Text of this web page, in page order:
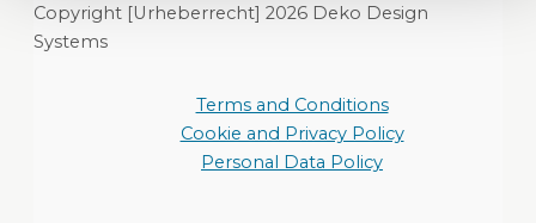
Copyright [Urheberrecht] 2026 Deko Design
Systems
Terms and Conditions
Cookie and Privacy Policy
Personal Data Policy